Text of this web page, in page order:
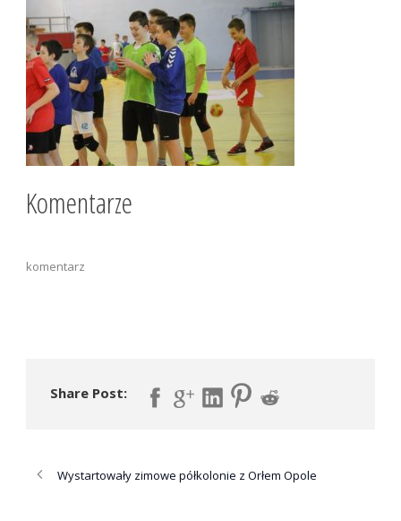
Komentarze
komentarz
Share Post:
Wystartowały zimowe półkolonie z Orłem Opole